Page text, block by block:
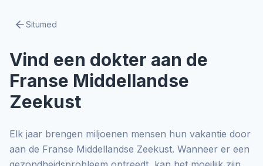
Situmed
Vind een dokter aan de
Franse Middellandse
Zeekust
Elk jaar brengen miljoenen mensen hun vakantie door
aan de Franse Middellandse Zeekust. Wanneer er een